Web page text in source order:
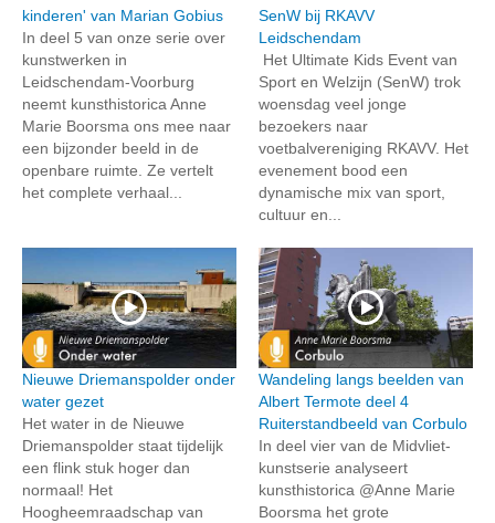
kinderen' van Marian Gobius
In deel 5 van onze serie over
kunstwerken in
Leidschendam-Voorburg
neemt kunsthistorica Anne
Marie Boorsma ons mee naar
een bijzonder beeld in de
openbare ruimte. Ze vertelt
het complete verhaal...
SenW bij RKAVV
Leidschendam
Het Ultimate Kids Event van
Sport en Welzijn (SenW) trok
woensdag veel jonge
bezoekers naar
voetbalvereniging RKAVV. Het
evenement bood een
dynamische mix van sport,
cultuur en...
Nieuwe Driemanspolder onder
water gezet
Het water in de Nieuwe
Driemanspolder staat tijdelijk
een flink stuk hoger dan
normaal! Het
Hoogheemraadschap van
Wandeling langs beelden van
Albert Termote deel 4
Ruiterstandbeeld van Corbulo
In deel vier van de Midvliet-
kunstserie analyseert
kunsthistorica @Anne Marie
Boorsma het grote